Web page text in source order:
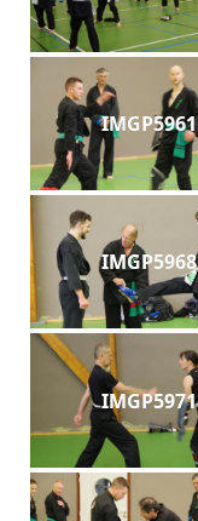
IMGP5961
IMGP5968
IMGP5971